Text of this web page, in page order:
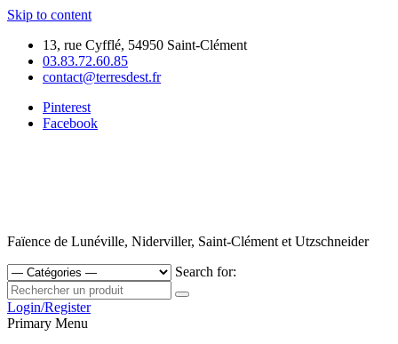
Skip to content
13, rue Cyfflé, 54950 Saint-Clément
03.83.72.60.85
contact@terresdest.fr
Pinterest
Facebook
Faïence de Lunéville, Niderviller, Saint-Clément et Utzschneider
Search for:
Login/Register
Primary Menu